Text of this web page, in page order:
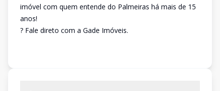
imóvel com quem entende do Palmeiras há mais de 15
anos!
? Fale direto com a Gade Imóveis.